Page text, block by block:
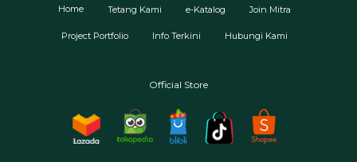
Home Tetang Kami e-Katalog Join Mitra
Project Portfolio Info Terkini Hubungi Kami
Official Store